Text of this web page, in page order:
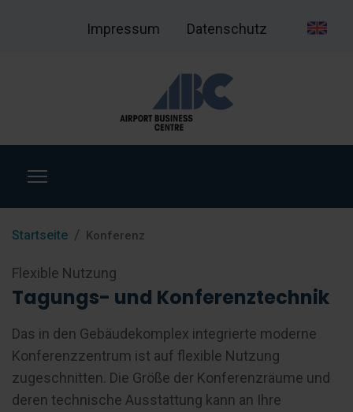
Impressum Datenschutz
Startseite Konferenz
Flexible Nutzung
Tagungs- und Konferenztechnik
Das in den Gebäudekomplex integrierte moderne
Konferenzzentrum ist auf flexible Nutzung
zugeschnitten. Die Größe der Konferenzräume und
deren technische Ausstattung kann an Ihre